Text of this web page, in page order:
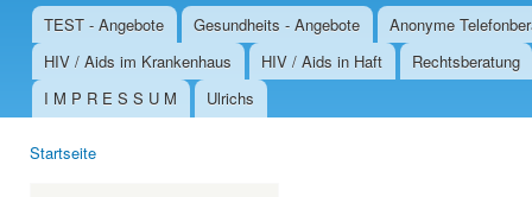
Hauptmenü
TEST - Angebote Gesundheits - Angebote
Anonyme
HIV / Aids im Krankenhaus
HIV / Aids in Haft
Rechtsberatung
I M P R E S S U M
Ulrichs
Startseite